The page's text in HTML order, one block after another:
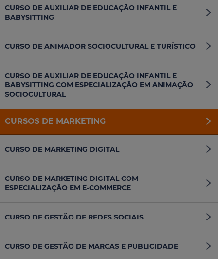
CURSO DE AUXILIAR DE EDUCAÇÃO INFANTIL E
BABYSITTING
CURSO DE ANIMADOR SOCIOCULTURAL E TURÍSTICO
CURSO DE AUXILIAR DE EDUCAÇÃO INFANTIL E
BABYSITTING COM ESPECIALIZAÇÃO EM ANIMAÇÃO
SOCIOCULTURAL
CURSOS DE MARKETING
CURSO DE MARKETING DIGITAL
CURSO DE MARKETING DIGITAL COM
ESPECIALIZAÇÃO EM E-COMMERCE
CURSO DE GESTÃO DE REDES SOCIAIS
CURSO DE GESTÃO DE MARCAS E PUBLICIDADE